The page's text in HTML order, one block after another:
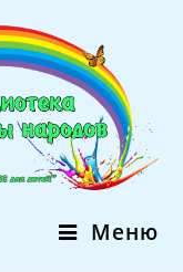
Меню